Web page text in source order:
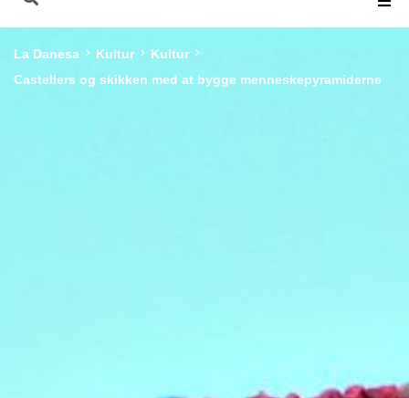
La Danesa Kultur
Kultur
Castellers og skikken med at bygge menneskepyramiderne